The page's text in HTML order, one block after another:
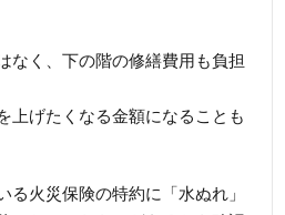
なく、下の階の修繕費用も負担
上げたくなる金額になることも
る火災保険の特約に「水ぬれ」